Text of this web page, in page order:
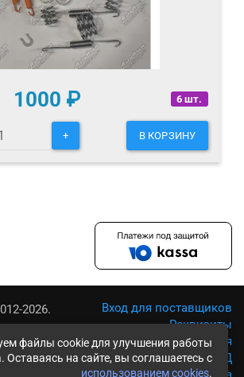
файлы cookie для улучшения работы
Оставаясь на сайте, вы соглашаетесь с
использованием cookies.
6 шт.
1000 ₽
+ В КОРЗИНУ
2026.
Вход для поставщиков
Реквизиты
Условия использования
Политика обработки ПД